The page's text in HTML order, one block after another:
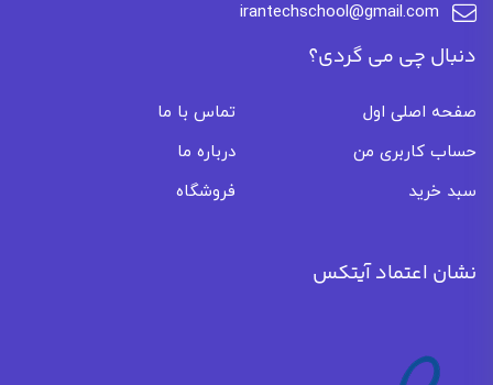
irantechschool@gmail.com
دنبال چی می گردی؟
صفحه اصلی اول
تماس با ما
حساب کاربری من
درباره ما
سبد خرید
فروشگاه
نشان اعتماد آیتکس